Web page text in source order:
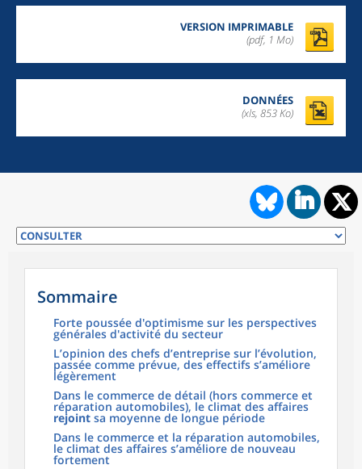
VERSION IMPRIMABLE
(pdf, 1 Mo)
DONNÉES
(xls, 853 Ko)
Sommaire
Forte poussée d'optimisme sur les perspectives
générales d'activité du secteur
L’opinion des chefs d’entreprise sur l’évolution,
passée comme prévue, des effectifs s’améliore
légèrement
Dans le commerce de détail (hors commerce et
réparation automobiles), le climat des affaires
rejoint sa moyenne de longue période
Dans le commerce et la réparation automobiles,
le climat des affaires s’améliore de nouveau
fortement